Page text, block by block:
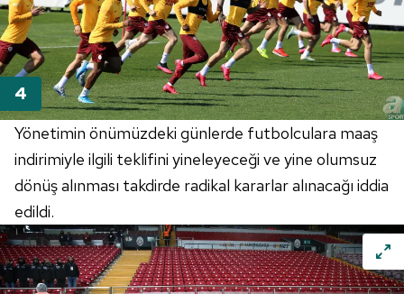
Yönetimin önümüzdeki günlerde futbolculara maaş
indirimiyle ilgili teklifini yineleyeceği ve yine olumsuz
dönüş alınması takdirde radikal kararlar alınacağı iddia
edildi.